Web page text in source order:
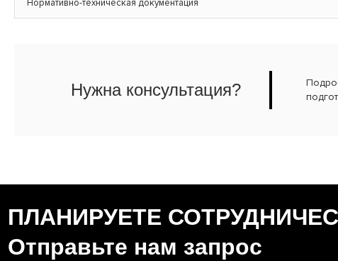
Нормативно-техническая документация
Нужна консультация?
ПЛАНИРУЕТЕ
Отправьте нам запрос